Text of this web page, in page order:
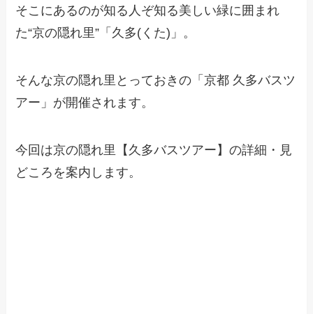
そこにあるのが知る人ぞ知る美しい緑に囲まれ
た“京の隠れ里”「久多(くた)」。
そんな京の隠れ里とっておきの「京都 久多バスツ
アー」が開催されます。
今回は京の隠れ里【久多バスツアー】の詳細・見
どころを案内します。